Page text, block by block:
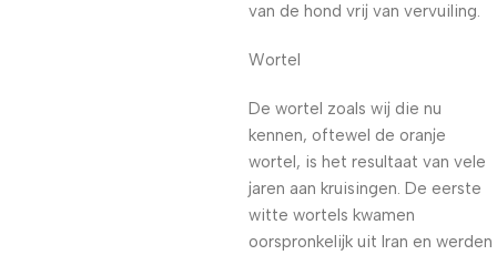
van de hond vrij van vervuiling.
Wortel
De wortel zoals wij die nu
kennen, oftewel de oranje
wortel, is het resultaat van vele
jaren aan kruisingen. De eerste
witte wortels kwamen
oorspronkelijk uit Iran en werden